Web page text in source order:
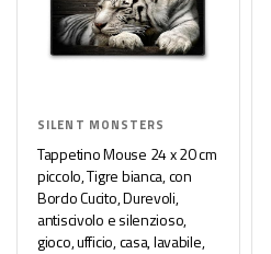
SILENT MONSTERS
Tappetino Mouse 24 x 20 cm
piccolo, Tigre bianca, con
Bordo Cucito, Durevoli,
antiscivolo e silenzioso,
gioco, ufficio, casa, lavabile,